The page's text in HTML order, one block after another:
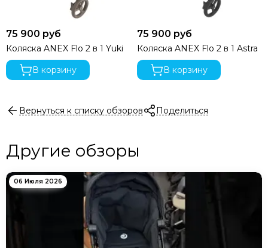
75 900 руб
Коляска ANEX Flo 2 в 1 Yuki
В корзину
75 900 руб
Коляска ANEX Flo 2 в 1 Astra
В корзину
Вернуться к списку обзоров Поделиться
Другие обзоры
06 Июля 2026